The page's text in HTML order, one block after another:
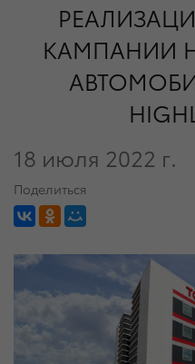
КАМПАНИИ
18 июля 2022 г.
Поделиться